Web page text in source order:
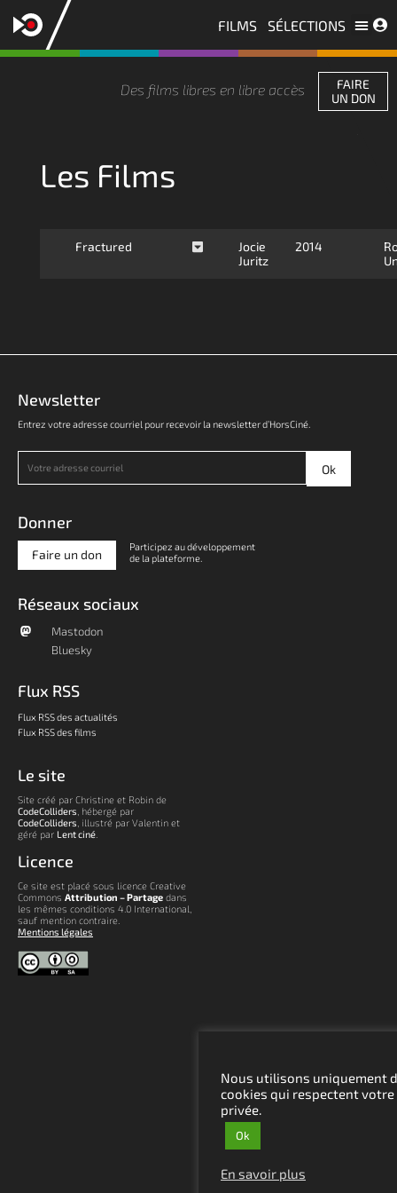
FILMS SÉLECTIONS
Des films libres en libre accès
FAIRE
UN DON
Les Films
Fractured
Jocie
Juritz
2014
Le site
Site créé par Christine et Robin de
CodeColliders , hébergé par
CodeColliders , illustré par Valentin et
géré par Lent ciné
Licence
Ce site est placé sous licence Creative
Commons Attribution – Partage dans
les mêmes conditions 4.0 International,
sauf mention contraire.
Mentions légales
Réseaux sociaux
Mastodon
Bluesky
Flux RSS
Flux RSS des actualités
Flux RSS des films
Newsletter
Entrez votre adresse courriel pour recevoir la newsletter d’HorsCiné.
Donner
Faire un don
Participez au développement
de la plateforme.
Nous utilisons uniquement
cookies qui respectent votre
privée.
Ok
En savoir plus